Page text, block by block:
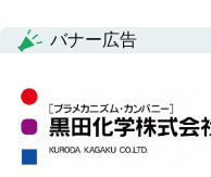
バナー広告